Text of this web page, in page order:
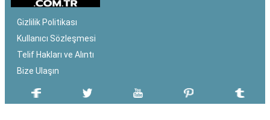
Gizlilik Politikası
Kullanıcı Sözleşmesi
Telif Hakları ve Alıntı
Bize Ulaşın